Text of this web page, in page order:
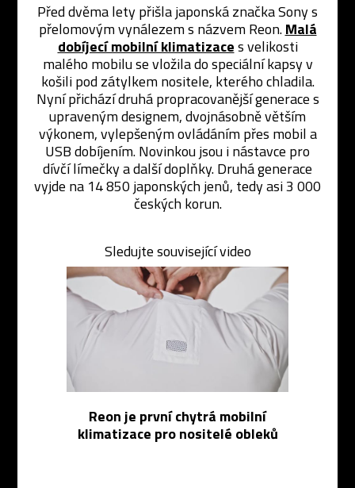
Před dvěma lety přišla japonská značka Sony s
přelomovým vynálezem s názvem Reon.Malá
dobíjecí mobilní klimatizaces velikosti
malého mobilu se vložila do speciální kapsy v
košili pod zátylkem nositele, kterého chladila.
Nyní přichází druhá propracovanější generace s
upraveným designem, dvojnásobně větším
výkonem, vylepšeným ovládáním přes mobil a
USB dobíjením. Novinkou jsou i nástavce pro
dívčí límečky a další doplňky. Druhá generace
vyjde na 14 850 japonských jenů, tedy asi 3 000
českých korun.
Sledujte související video
Reon je první chytrá mobilní
klimatizace pro nositelé obleků